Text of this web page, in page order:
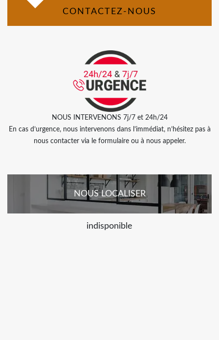
CONTACTEZ-NOUS
NOUS INTERVENONS 7j/7 et 24h/24
En cas d’urgence, nous intervenons dans l’immédiat, n’hésitez pas à
nous contacter via le formulaire ou à nous appeler.
NOUS LOCALISER
indisponible